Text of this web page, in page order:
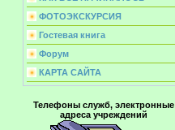
ФОТОЭКСКУРСИЯ
Гостевая книга
Форум
КАРТА САЙТА
Телефоны служб, электронные
адреса учреждений